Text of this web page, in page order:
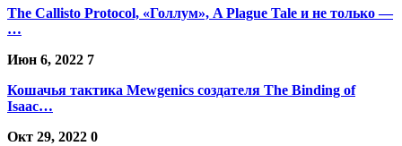
The Callisto Protocol, «Голлум», A Plague Tale и не только —
…
Июн 6, 2022 7
Кошачья тактика Mewgenics создателя The Binding of
Isaac…
Окт 29, 2022 0